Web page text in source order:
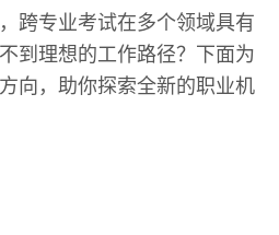
跨专业考试在多个领域具有
到理想的工作路径？下面为
向，助你探索全新的职业机